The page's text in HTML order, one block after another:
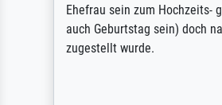
Ehefrau sein zum Hochzeits-
auch Geburtstag sein) doch
zugestellt wurde.